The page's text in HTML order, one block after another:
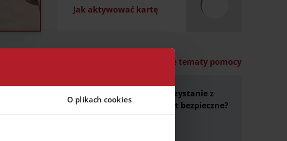
O plikach cookies
Jak aktywować kartę
Wszystkie tematy pomocy
odmówić mi
przyjęcia płatności
Czy korzystanie z
kart jest bezpieczne?